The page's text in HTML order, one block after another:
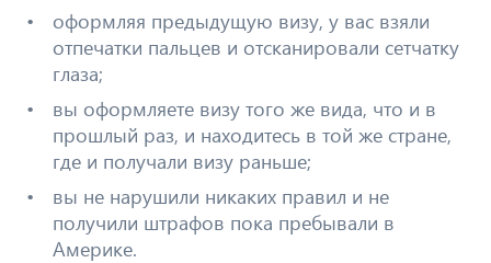
оформляя предыдущую визу, у вас взяли
отпечатки пальцев и отсканировали сетчатку
глаза;
вы оформляете визу того же вида, что и в
прошлый раз, и находитесь в той же стране,
где и получали визу раньше;
вы не нарушили никаких правил и не
получили штрафов пока пребывали в
Америке.